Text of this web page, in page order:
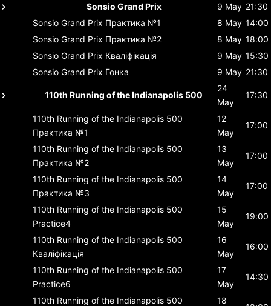
Sonsio Grand Prix
9 May 21:30
Sonsio Grand Prix Практика №1 8 May 14:00
Sonsio Grand Prix Практика №2 8 May 18:00
Sonsio Grand Prix Кваліфікація 9 May 15:30
Sonsio Grand Prix Гонка 9 May 21:30
110th Running of the Indianapolis 500
24
May
17:30
110th Running of the Indianapolis 500
Практика №1
12
May
17:00
110th Running of the Indianapolis 500
Практика №2
13
May
17:00
110th Running of the Indianapolis 500
Практика №3
14
May
17:00
110th Running of the Indianapolis 500
Practice4
15
May
19:00
110th Running of the Indianapolis 500
Кваліфікація
16
May
16:00
110th Running of the Indianapolis 500
Practice6
17
May
14:30
110th Running of the Indianapolis 500
18